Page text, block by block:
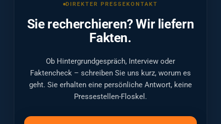
DIREKTER PRESSEKONTAKT
Sie recherchieren? Wir liefern
Fakten.
Ob Hintergrundgespräch, Interview oder
Faktencheck – schreiben Sie uns kurz, worum es
geht. Sie erhalten eine persönliche Antwort, keine
Pressestellen-Floskel.